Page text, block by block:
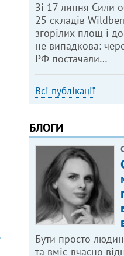
Зі 17 липня Сили
25 складів
згорілих площ і
не випадкова:
РФ постачали…
Всі публікації
БЛОГИ
Бути просто
та вміє вчасно